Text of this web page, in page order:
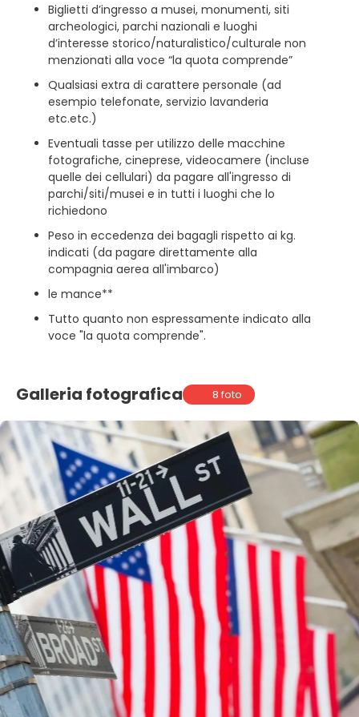
Biglietti d’ingresso a musei, monumenti, siti
archeologici, parchi nazionali e luoghi
d’interesse storico/naturalistico/culturale non
menzionati alla voce “la quota comprende”
Qualsiasi extra di carattere personale (ad
esempio telefonate, servizio lavanderia
etc.etc.)
Eventuali tasse per utilizzo delle macchine
fotografiche, cineprese, videocamere (incluse
quelle dei cellulari) da pagare all'ingresso di
parchi/siti/musei e in tutti i luoghi che lo
richiedono
Peso in eccedenza dei bagagli rispetto ai kg.
indicati (da pagare direttamente alla
compagnia aerea all'imbarco)
le mance**
Tutto quanto non espressamente indicato alla
voce "la quota comprende".
Galleria fotografica 8 foto